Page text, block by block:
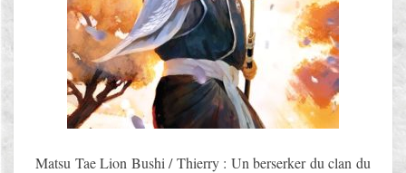
Matsu Tae Lion Bushi / Thierry : Un berserker du clan du